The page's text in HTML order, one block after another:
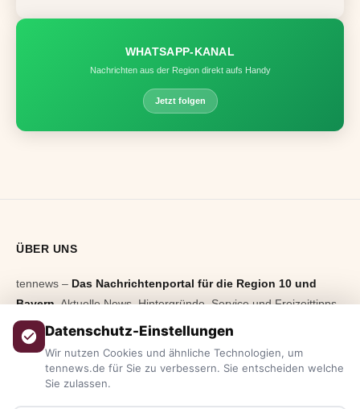
WHATSAPP-KANAL
Nachrichten aus der Region direkt aufs Handy
Jetzt folgen
ÜBER UNS
tennews – Das Nachrichtenportal für die Region 10 und
Bayern.Aktuelle News, Hintergründe, Service und Freizeittipps
aus allen Regionen, Städten und Landkreisen.
Blaulicht, von Kultur bis Sport, von Alltagstipps bis
Veranstaltungen – immer aktuell, immer aus Ihrer Nähe.
Datenschutz-Einstellungen
Wir nutzen Cookies und ähnliche Technologien, um
tennews.de für Sie zu verbessern. Sie entscheiden welche
Sie zulassen.